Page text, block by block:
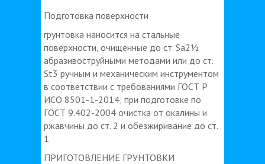
Подготовка поверхности
грунтовка наносится на стальные
поверхности, очищенные до ст. Sa2½
абразивоструйными методами или до ст.
St3 ручным и механическим инструментом
в соответствии с требованиями ГОСТ Р
ИСО 8501-1-2014; при подготовке по
ГОСТ 9.402-2004 очистка от окалины и
ржавчины до ст. 2 и обезжиривание до ст.
1
ПРИГОТОВЛЕНИЕ ГРУНТОВКИ